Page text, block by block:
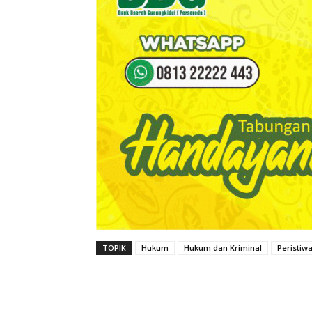
TOPIK Hukum Hukum dan Kriminal Peristiwa